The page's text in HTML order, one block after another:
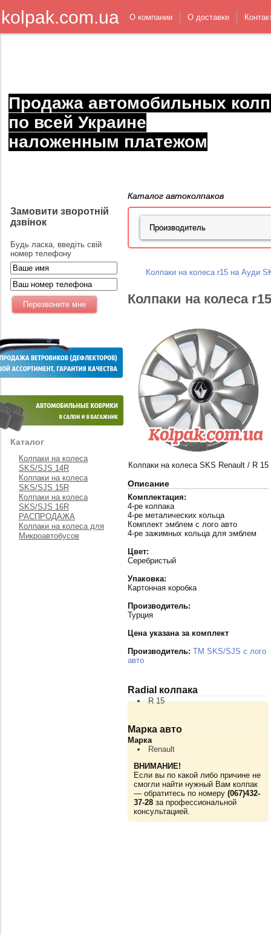
kolpak.com.ua О компании О доставке
Продажа автомобильных
по всей Украине
наложенным платежом
Замовити зворотній
дзвінок
Будь ласка, введіть свій
номер телефону
Каталог
Колпаки на колеса
SKS/SJS 14R
Колпаки на колеса
SKS/SJS 15R
Колпаки на колеса
SKS/SJS 16R
РАСПРОДАЖА
Колпаки на колеса для
Микроавтобусов
Каталог автоколпаков
Колпаки на колеса r15 на Ауди
Колпаки на колеса
Колпаки на колеса SKS Renault / R 15
Описание
Комплектация:
4-ре колпака
4-ре металических кольца
Комплект эмблем с лого авто
4-ре зажимных кольца для эмблем
Цвет:
Серебристый
Упаковка:
Картонная коробка
Производитель:
Турция
Цена указана за комплект
Производитель: TM SKS/SJS с лого
авто
Radial колпака
R 15
Марка авто
Марка
Renault
ВНИМАНИЕ!
Если вы по какой либо причине не
смогли найти нужный Вам колпак
— обратитесь по номеру (067)432-
37-28 за профессиональной
консультацией.